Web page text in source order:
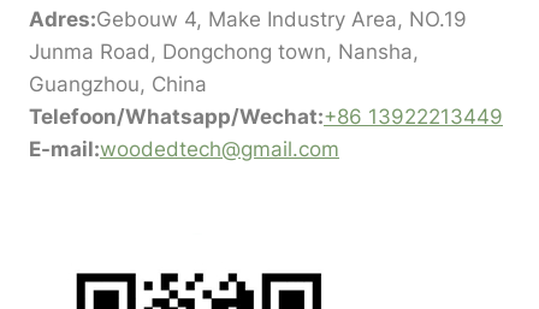
Adres:Gebouw 4, Make Industry Area, NO.19
Junma Road, Dongchong town, Nansha,
Guangzhou, China
Telefoon/Whatsapp/Wechat:+86 13922213449
E-mail:woodedtech@gmail.com